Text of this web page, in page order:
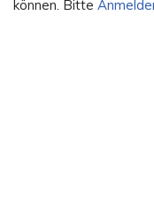
können. Bitte